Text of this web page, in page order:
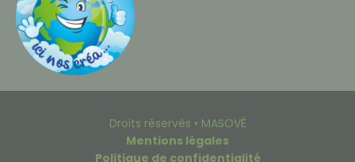
Droits réservés • MASOVÉ
Mentions légales
Politique de confidentialité